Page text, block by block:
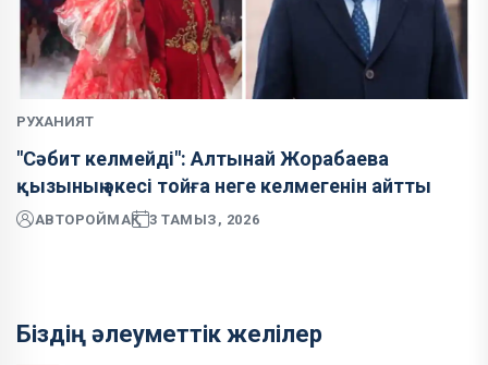
РУХАНИЯТ
"Сәбит келмейді": Алтынай Жорабаева
қызының әкесі тойға неге келмегенін айтты
АВТОРОЙМАҚ 3 ТАМЫЗ, 2026
Біздің әлеуметтік желілер